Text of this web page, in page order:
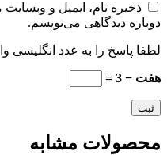
ذخیره نام، ایمیل و
دوباره دیدگاهی می‌نویسم.
لطفا پاسخ را به عدد انگلیسی
هفت − 3 =
محصولات مشابه